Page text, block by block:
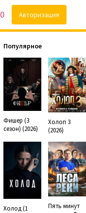
Популярное
Фишер (3
сезон) (2026)
Холоп 3
(2026)
Холод (1
Пять минут
0 Авторизация